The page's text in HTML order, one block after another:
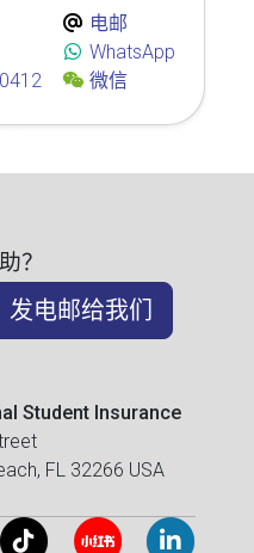
电邮
WhatsApp
微信
？
发电邮给我们
Student Insurance
FL 32266 USA